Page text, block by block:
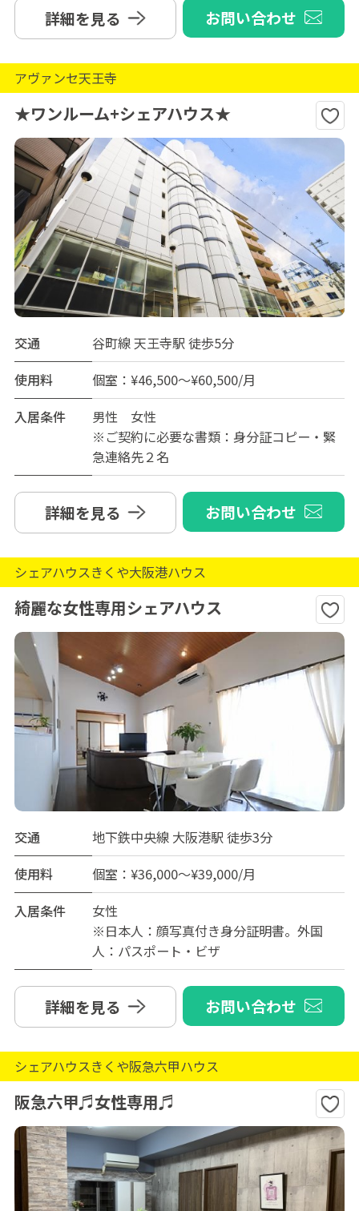
詳細を見る お問い合わせ
アヴァンセ天王寺
★ワンルーム+シェアハウス★
交通
谷町線 天王寺駅 徒歩5分
使用料
個室：¥46,500～¥60,500/月
入居条件
男性 女性
※ご契約に必要な書類：身分証コピー・緊
急連絡先２名
詳細を見る お問い合わせ
シェアハウスきくや大阪港ハウス
綺麗な女性専用シェアハウス
交通
地下鉄中央線 大阪港駅 徒歩3分
使用料
個室：¥36,000～¥39,000/月
入居条件
女性
※日本人：顔写真付き身分証明書。外国
人：パスポート・ビザ
詳細を見る お問い合わせ
シェアハウスきくや阪急六甲ハウス
阪急六甲♬女性専用♬